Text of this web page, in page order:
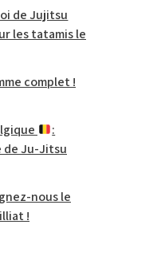
de Jujitsu
les tatamis le
complet !
:
de Ju-Jitsu
nous le
!